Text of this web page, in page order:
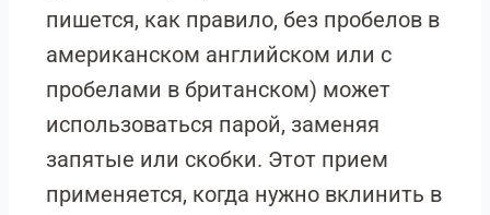
пишется, как правило, без пробелов в
американском английском или с
пробелами в британском) может
использоваться парой, заменяя
запятые или скобки. Этот прием
применяется, когда нужно вклинить в